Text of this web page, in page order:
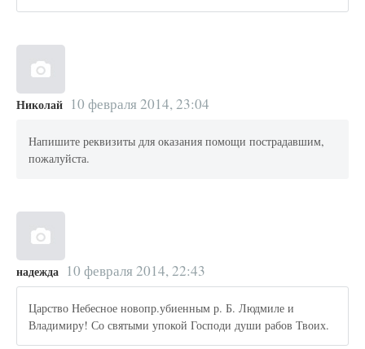
Николай 10 февраля 2014, 23:04
Напишите реквизиты для оказания помощи пострадавшим,
пожалуйста.
надежда 10 февраля 2014, 22:43
Царство Небесное новопр.убиенным р. Б. Людмиле и
Владимиру! Со святыми упокой Господи души рабов Твоих.